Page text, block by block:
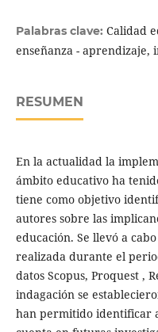
Palabras clave: Calidad
enseñanza - aprendizaje,
RESUMEN
En la actualidad la
ámbito educativo ha
tiene como objetivo
autores sobre las
educación. Se llevó a
realizada durante el
datos Scopus, Proquest ,
indagación se
han permitido identificar